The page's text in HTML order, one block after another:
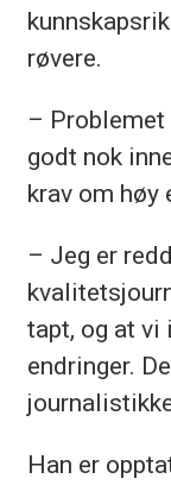
røvere.
–
godt nok
krav om
– Jeg er
tapt, og at vi
endringer.
Han er